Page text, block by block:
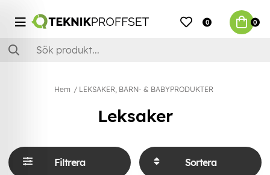
0 0
Hem LEKSAKER, BARN- & BABYPRODUKTER
Leksaker
Filtrera Sortera